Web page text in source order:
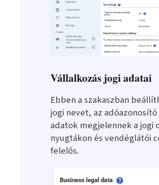
Vállalkozás jogi adatai
Ebben a szakaszban
jogi nevet, az
adatok megjelennek a
nyugtákon és vendéglátói
felelős.